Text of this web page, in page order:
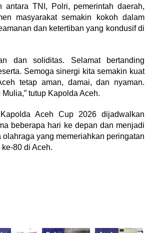
antara TNI, Polri, pemerintah daerah,
masyarakat semakin kokoh dalam
dan ketertiban yang kondusif di
dan soliditas. Selamat bertanding
Semoga sinergi kita semakin kuat
tetap aman, damai, dan nyaman.
tutup Kapolda Aceh.
Aceh Cup 2026 dijadwalkan
beberapa hari ke depan dan menjadi
olahraga yang memeriahkan peringatan
80 di Aceh.